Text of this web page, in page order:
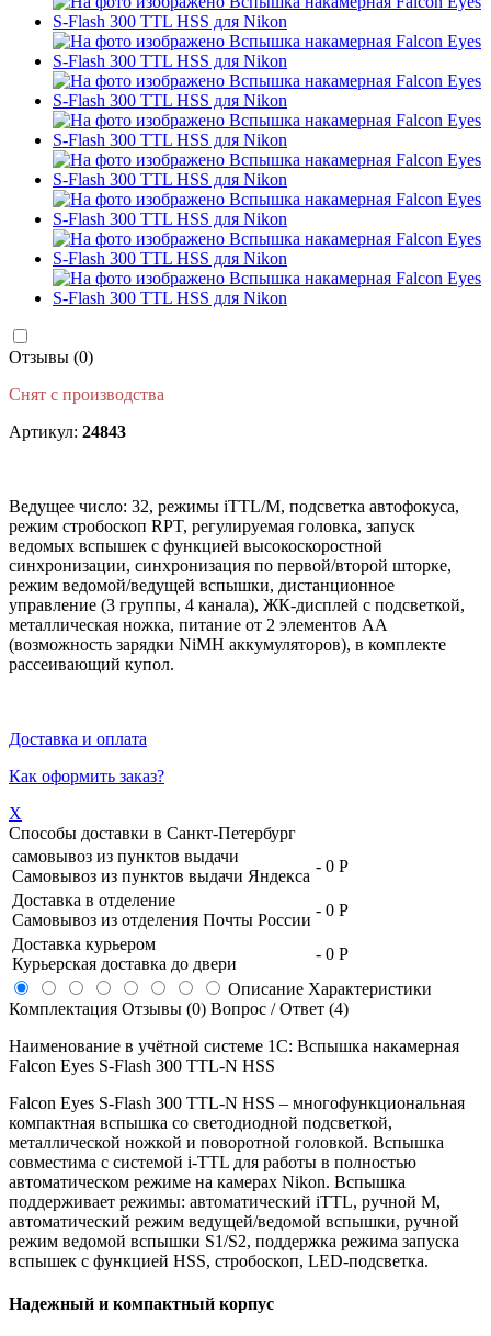
Отзывы (0)
Снят с производства
Артикул: 24843
Ведущее число: 32, режимы iTTL/M, подсветка автофокуса,
режим стробоскоп RPT, регулируемая головка, запуск
ведомых вспышек с функцией высокоскоростной
синхронизации, синхронизация по первой/второй шторке,
режим ведомой/ведущей вспышки, дистанционное
управление (3 группы, 4 канала), ЖК-дисплей с подсветкой,
металлическая ножка, питание от 2 элементов AA
(возможность зарядки NiMH аккумуляторов), в комплекте
рассеивающий купол.
Доставка и оплата
Как оформить заказ?
X
Способы доставки в Санкт-Петербург
самовывоз из пунктов выдачи
Самовывоз из пунктов выдачи Яндекса
- 0 Р
Доставка в отделение
Самовывоз из отделения Почты России
- 0 Р
Доставка курьером
Курьерская доставка до двери
- 0 Р
Описание Характеристики
Комплектация Отзывы (0) Вопрос / Ответ (4)
Наименование в учётной системе 1С: Вспышка накамерная
Falcon Eyes S-Flash 300 TTL-N HSS
Falcon Eyes S-Flash 300 TTL-N HSS – многофункциональная
компактная вспышка со светодиодной подсветкой,
металлической ножкой и поворотной головкой. Вспышка
совместима с системой i-TTL для работы в полностью
автоматическом режиме на камерах Nikon. Вспышка
поддерживает режимы: автоматический iTTL, ручной М,
автоматический режим ведущей/ведомой вспышки, ручной
режим ведомой вспышки S1/S2, поддержка режима запуска
вспышек с функцией HSS, стробоскоп, LED-подсветка.
Надежный и компактный корпус